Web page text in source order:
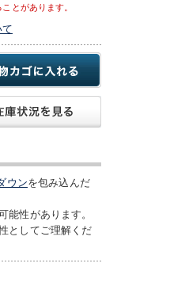
とがあります。
ウンを包み込んだ
性があります。
としてご理解くだ